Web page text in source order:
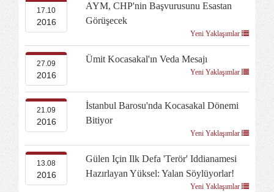
17.10
2016
AYM, CHP'nin Başvurusunu Esastan
Görüşecek
Yeni Yaklaşımlar
27.09
2016
Ümit Kocasakal'ın Veda Mesajı
Yeni Yaklaşımlar
21.09
2016
İstanbul Barosu'nda Kocasakal Dönemi
Bitiyor
Yeni Yaklaşımlar
13.08
2016
Gülen Için Ilk Defa 'terör' Iddianamesi
Hazırlayan Yüksel: Yalan Söylüyorlar!
Yeni Yaklaşımlar